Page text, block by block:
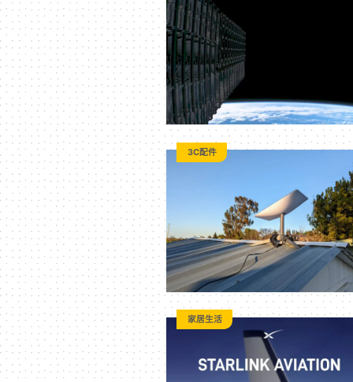
科
技
全
方
位
資
訊
平
3C配件
家居生活